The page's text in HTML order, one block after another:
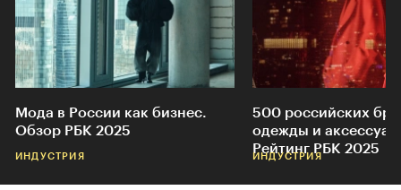
Мода в России как бизнес.
Обзор РБК 2025
ИНДУСТРИЯ
500 российских
одежды и
Рейтинг РБК 2025
ИНДУСТРИЯ